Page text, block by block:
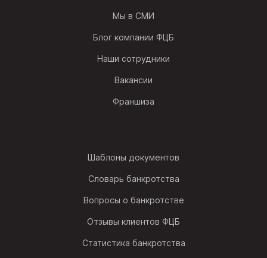
Мы в СМИ
Блог компании ФЦБ
Наши сотрудники
Вакансии
Франшиза
Шаблоны документов
Словарь банкротства
Вопросы о банкротстве
Отзывы клиентов ФЦБ
Статистика банкротства